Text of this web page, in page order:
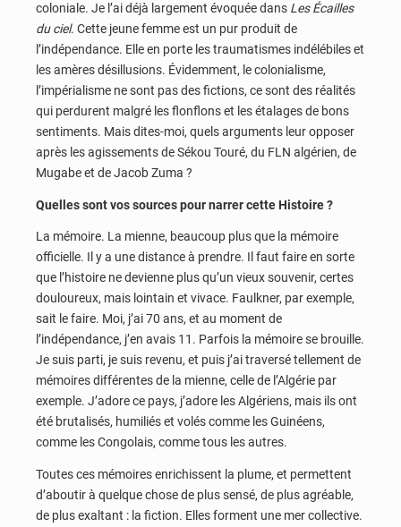
coloniale. Je l’ai déjà largement évoquée dans Les Écailles
du ciel. Cette jeune femme est un pur produit de
l’indépendance. Elle en porte les traumatismes indélébiles et
les amères désillusions. Évidemment, le colonialisme,
l’impérialisme ne sont pas des fictions, ce sont des réalités
qui perdurent malgré les flonflons et les étalages de bons
sentiments. Mais dites-moi, quels arguments leur opposer
après les agissements de Sékou Touré, du FLN algérien, de
Mugabe et de Jacob Zuma ?
Quelles sont vos sources pour narrer cette Histoire ?
La mémoire. La mienne, beaucoup plus que la mémoire
officielle. Il y a une distance à prendre. Il faut faire en sorte
que l’histoire ne devienne plus qu’un vieux souvenir, certes
douloureux, mais lointain et vivace. Faulkner, par exemple,
sait le faire. Moi, j’ai 70 ans, et au moment de
l’indépendance, j’en avais 11. Parfois la mémoire se brouille.
Je suis parti, je suis revenu, et puis j’ai traversé tellement de
mémoires différentes de la mienne, celle de l’Algérie par
exemple. J’adore ce pays, j’adore les Algériens, mais ils ont
été brutalisés, humiliés et volés comme les Guinéens,
comme les Congolais, comme tous les autres.
Toutes ces mémoires enrichissent la plume, et permettent
d’aboutir à quelque chose de plus sensé, de plus agréable,
de plus exaltant : la fiction. Elles forment une mer collective.